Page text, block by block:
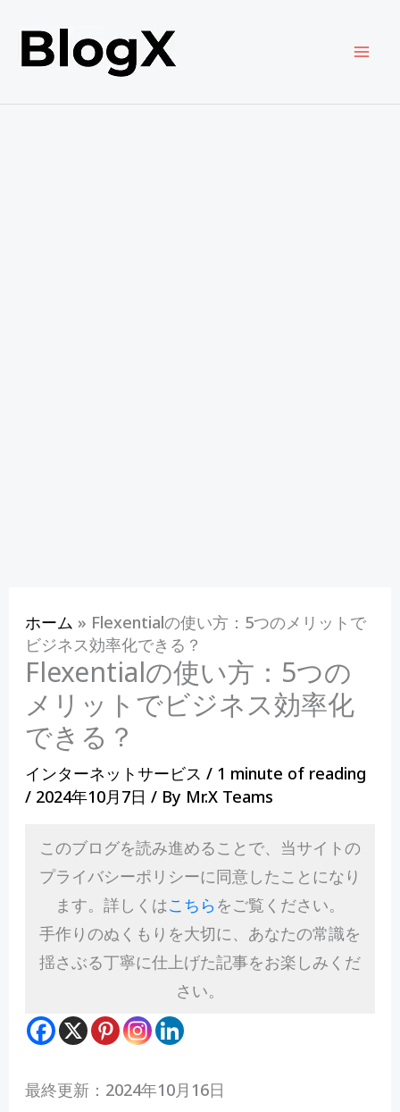
ス
ホーム » Flexentialの使い方：5つのメリットで
ビジネス効率化できる？
Flexentialの使い方：5つの
メリットでビジネス効率化
できる？
インターネットサービス / 1 minute of reading
/ 2024年10月7日 / By Mr.X Teams
このブログを読み進めることで、当サイトの
プライバシーポリシーに同意したことになり
ます。詳しくはこちら をご覧ください。
手作りのぬくもりを大切に、あなたの常識を
揺さぶる丁寧に仕上げた記事をお楽しみくだ
さい。
最終更新：2024年10月16日